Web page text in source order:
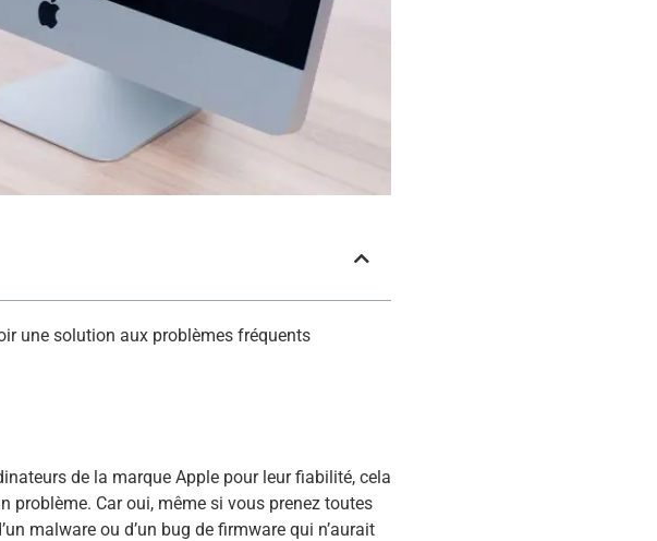
une solution aux problèmes fréquents
de la marque Apple pour leur fiabilité, cela
problème. Car oui, même si vous prenez toutes
malware ou d’un bug de firmware qui n’aurait